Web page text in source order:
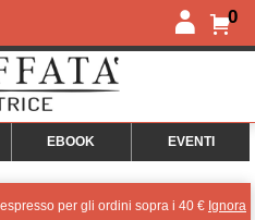
0
EBOOK EVENTI
per gli ordini sopra i 40 € Ignora